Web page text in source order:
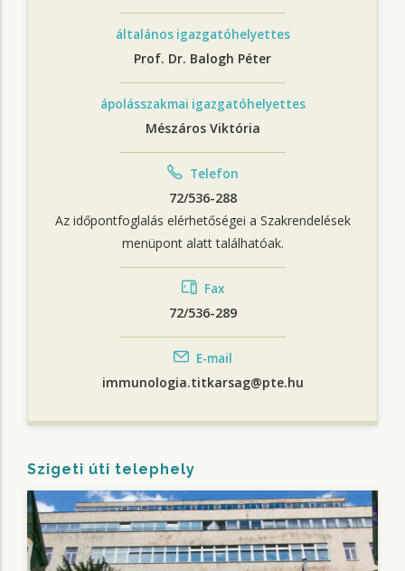
általános igazgatóhelyettes
Prof. Dr. Balogh Péter
ápolásszakmai igazgatóhelyettes
Mészáros Viktória
Telefon
72/536-288
Az időpontfoglalás elérhetőségei a Szakrendelések
menüpont alatt találhatóak.
Fax
72/536-289
E-mail
immunologia.titkarsag@pte.hu
Szigeti úti telephely